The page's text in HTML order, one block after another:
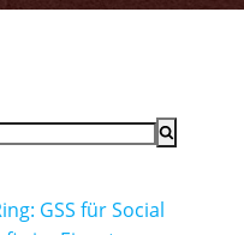
GSS für Social